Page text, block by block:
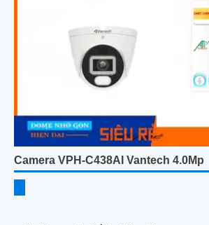
Camera VPH-C438AI Vantech 4.0Mp